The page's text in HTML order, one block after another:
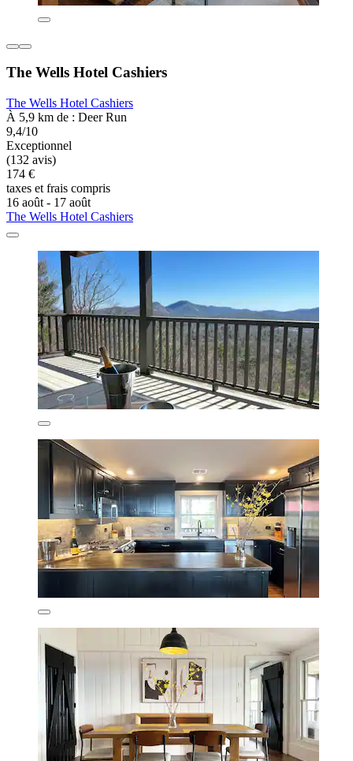
The Wells Hotel Cashiers
The Wells Hotel Cashiers
À 5,9 km de : Deer Run
9,4/10
Exceptionnel
(132 avis)
174 €
taxes et frais compris
16 août - 17 août
The Wells Hotel Cashiers